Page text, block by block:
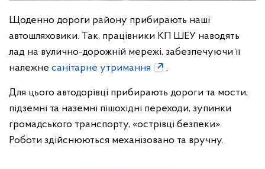
Щоденно дороги району прибирають наші
автошляховики. Так, працівники КП ШЕУ наводять
лад на вулично-дорожній мережі, забезпечуючи її
належне санітарне утримання .
Для цього автодорівці прибирають дороги та мости,
підземні та наземні пішохідні переходи, зупинки
громадського транспорту, «острівці безпеки».
Роботи здійснюються механізовано та вручну.